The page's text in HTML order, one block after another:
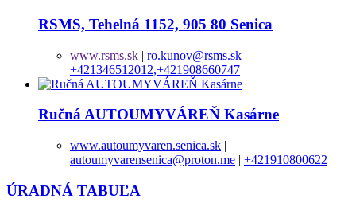
RSMS, Tehelná 1152, 905 80 Senica
www.rsms.sk | ro.kunov@rsms.sk |
+421346512012,+421908660747
Ručná AUTOUMYVÁREŇ Kasárne
www.autoumyvaren.senica.sk |
autoumyvarensenica@proton.me | +421910800622
ÚRADNÁ TABUĽA